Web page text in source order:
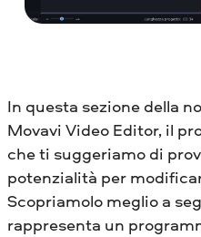
In questa sezione della
Movavi Video Editor, il
che ti suggeriamo di
potenzialità per
Scopriamolo meglio a
rappresenta un